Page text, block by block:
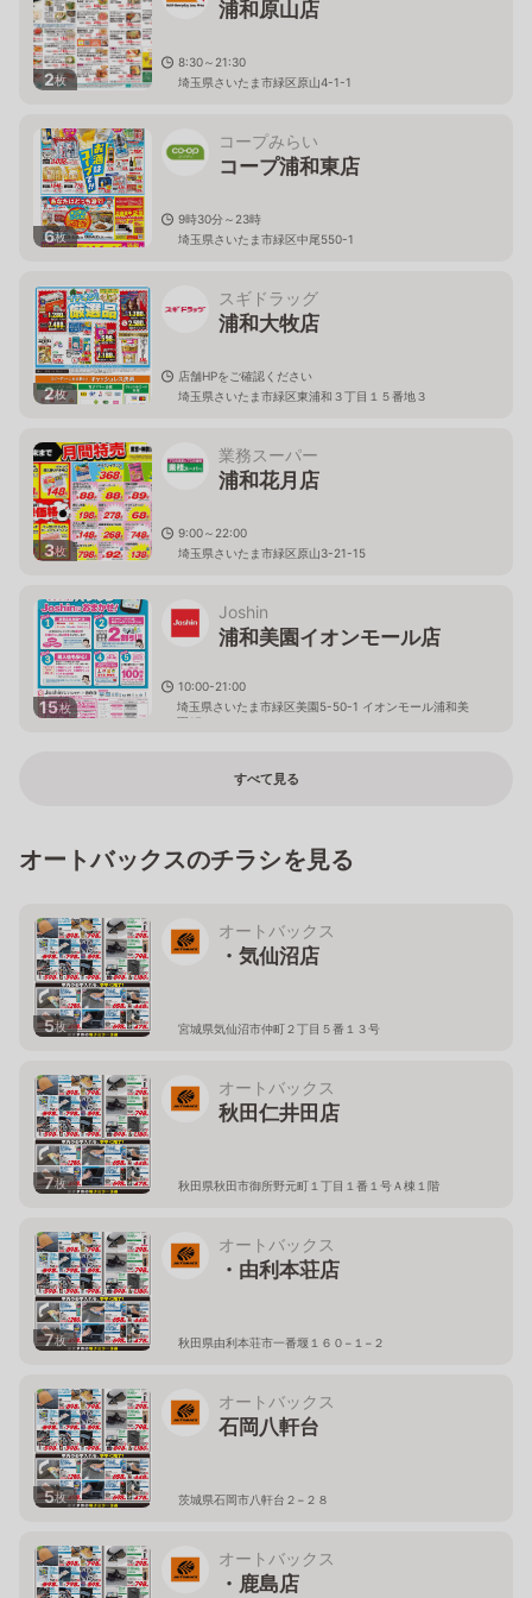
2枚
浦和原山店
8:30～21:30
埼玉県さいたま市緑区原山4-1-1
6枚
コープみらい
コープ浦和東店
9時30分～23時
埼玉県さいたま市緑区中尾550-1
2枚
スギドラッグ
浦和大牧店
店舗HPをご確認ください
埼玉県さいたま市緑区東浦和３丁目１５番地３
3枚
業務スーパー
浦和花月店
9:00～22:00
埼玉県さいたま市緑区原山3-21-15
15枚
Joshin
浦和美園イオンモール店
10:00-21:00
埼玉県さいたま市緑区美園5-50-1 イオンモール浦和美
園1F
すべて見る
オートバックスのチラシを見る
5枚
オートバックス
・気仙沼店
宮城県気仙沼市仲町２丁目５番１３号
7枚
オートバックス
秋田仁井田店
秋田県秋田市御所野元町１丁目１番１号Ａ棟１階
7枚
オートバックス
・由利本荘店
秋田県由利本荘市一番堰１６０−１−２
5枚
オートバックス
石岡八軒台
茨城県石岡市八軒台２−２８
オートバックス
・鹿島店